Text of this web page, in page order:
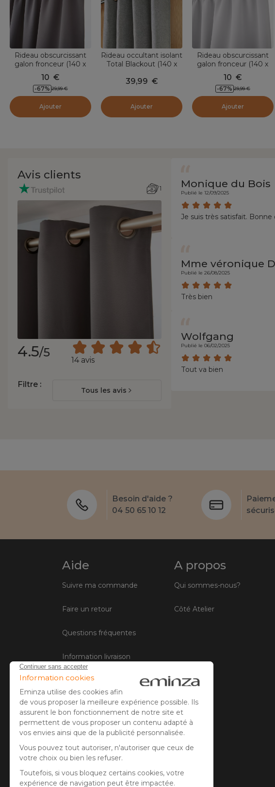
Rideau obscurcissant
galon fronceur (140 x
260 cm) Dark Gris
anthracite
10 €
-67% 29,99 €
Ajouter
Rideau occultant isolant
Total Blackout (140 x
titane
39,99 €
Ajouter
Rideau obscurcissant
galon fronceur (140 x
260 cm) Dark Gris clair
10 €
-67% 29,99 €
Ajouter
Avis clients
1
4.5/5
14 avis
Filtre :
Tous les avis
Monique du Bois
Publié le 12/09/2025
Je suis très satisfait.
Mme véronique
Publié le 26/08/2025
Très bien
Wolfgang
Publié le 06/02/2025
Tout va bien
Besoin d'aide ?
04 50 65 10 12
Aide
Suivre ma commande
Faire un retour
Questions fréquentes
Information livraison
Contactez le service client
Conditions générales de vente
Mentions légales
Gestion des cookies
Avis client
A propos
Qui sommes-nous?
Côté Atelier